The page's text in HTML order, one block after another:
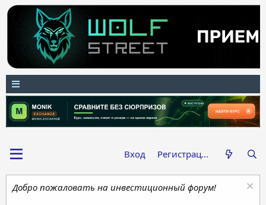
Вход Регистрация
Добро пожаловать на инвестиционный форум!